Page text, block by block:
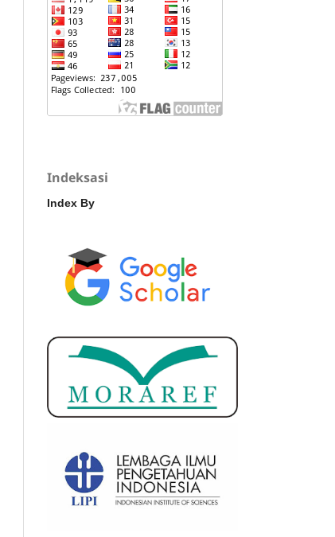
Indeksasi
Index By